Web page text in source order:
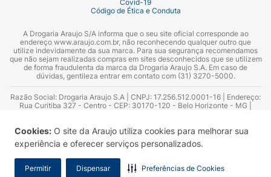
Cookies: O site da Araujo utiliza cookies para melhorar sua
experiência e oferecer serviços personalizados.
Permitir Dispensar Preferências de Cookies
Covid-19
Código de Ética e Conduta
A Drogaria Araujo S/A informa que o seu site oficial corresponde ao
endereço www.araujo.com.br, não reconhecendo qualquer outro que
utilize indevidamente da sua marca. Para sua segurança recomendamos
que não sejam realizadas compras em sites desconhecidos que se utilizem
de forma fraudulenta da marca da Drogaria Araujo S.A. Em caso de
dúvidas, gentileza entrar em contato com (31) 3270-5000.
Razão Social: Drogaria Araujo S.A | CNPJ: 17.256.512.0001-16 | Endereço:
Rua Curitiba 327 - Centro - CEP: 30170-120 - Belo Horizonte - MG |
Azevedo Guimarães – CRF 10.965 | Yasmin Silva Alvarenga – CRF 52.584 -
Consultor substituto: Thiago Aguiar Pinheiro - CRF Nº 13.748. Alvará
Sanitário: 2025020713 | Autorização de Funcionamento da Empresa (AFE):